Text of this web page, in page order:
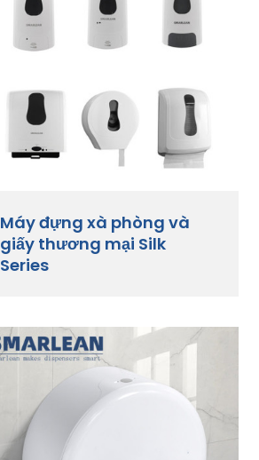
Máy đựng xà phòng và
giấy thương mại Silk
Series